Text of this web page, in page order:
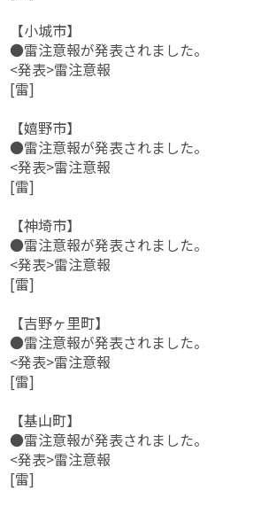
【小城市】
●雷注意報が発表されました。
<発表>雷注意報
[雷]
【嬉野市】
●雷注意報が発表されました。
<発表>雷注意報
[雷]
【神埼市】
●雷注意報が発表されました。
<発表>雷注意報
[雷]
【吉野ヶ里町】
●雷注意報が発表されました。
<発表>雷注意報
[雷]
【基山町】
●雷注意報が発表されました。
<発表>雷注意報
[雷]